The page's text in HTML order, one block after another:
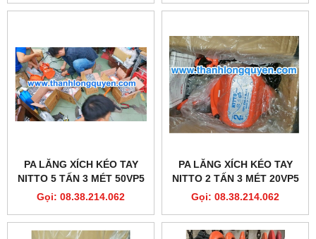
PA LĂNG XÍCH KÉO TAY
NITTO 5 TẤN 3 MÉT 50VP5
Gọi: 08.38.214.062
PA LĂNG XÍCH KÉO TAY
NITTO 2 TẤN 3 MÉT 20VP5
Gọi: 08.38.214.062